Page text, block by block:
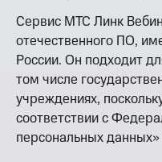
Сервис МТС Линк
отечественного ПО,
России. Он подходит
том числе
учреждениях,
соответствии с
персональных